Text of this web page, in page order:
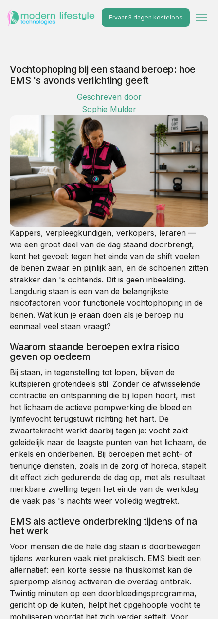
Ervaar 3 dagen kosteloos
Vochtophoping bij een staand beroep: hoe
EMS 's avonds verlichting geeft
Geschreven door
Sophie Mulder
Kappers, verpleegkundigen, verkopers, leraren —
wie een groot deel van de dag staand doorbrengt,
kent het gevoel: tegen het einde van de shift voelen
de benen zwaar en pijnlijk aan, en de schoenen zitten
strakker dan 's ochtends. Dit is geen inbeelding.
Langdurig staan is een van de belangrijkste
risicofactoren voor functionele vochtophoping in de
benen. Wat kun je eraan doen als je beroep nu
eenmaal veel staan vraagt?
Waarom staande beroepen extra risico
geven op oedeem
Bij staan, in tegenstelling tot lopen, blijven de
kuitspieren grotendeels stil. Zonder de afwisselende
contractie en ontspanning die bij lopen hoort, mist
het lichaam de actieve pompwerking die bloed en
lymfevocht terugstuwt richting het hart. De
zwaartekracht werkt daarbij tegen je: vocht zakt
geleidelijk naar de laagste punten van het lichaam, de
enkels en onderbenen. Bij beroepen met acht- of
tienurige diensten, zoals in de zorg of horeca, stapelt
dit effect zich gedurende de dag op, met als resultaat
merkbare zwelling tegen het einde van de werkdag
die vaak pas 's nachts weer volledig wegtrekt.
EMS als actieve onderbreking tijdens of na
het werk
Voor mensen die de hele dag staan is doorbewegen
tijdens werkuren vaak niet praktisch. EMS biedt een
alternatief: een korte sessie na thuiskomst kan de
spierpomp alsnog activeren die overdag ontbrak.
Twintig minuten op een doorbloedingsprogramma,
gericht op de kuiten, helpt het opgehoopte vocht te
mobiliseren voordat het zich verder settelt. Voor